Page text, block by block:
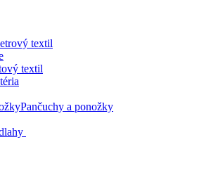
textil
textil
Pančuchy a ponožky